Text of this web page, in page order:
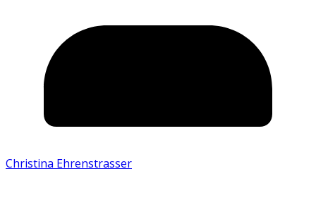
Christina Ehrenstrasser